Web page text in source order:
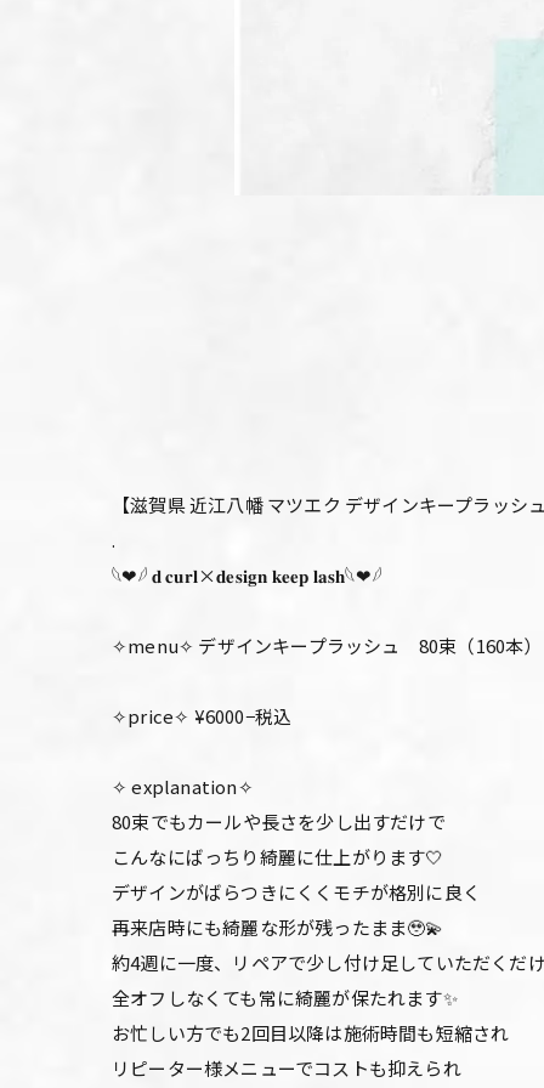
【滋賀県 近江八幡 マツエク デザインキープラッシ
.
𓆩❤︎𓆪 𝐝 𝐜𝐮𝐫𝐥×𝐝𝐞𝐬𝐢𝐠𝐧 𝐤𝐞𝐞𝐩 𝐥𝐚𝐬𝐡𓆩❤︎𓆪
✧menu✧ デザインキープラッシュ 80束（160本）
✧price✧ ¥6000−税込
✧ explanation✧
80束でもカールや長さを少し出すだけで
こんなにばっちり綺麗に仕上がります🤍
デザインがばらつきにくくモチが格別に良く
再来店時にも綺麗な形が残ったまま🥹💫
約4週に一度、リペアで少し付け足していただくだ
全オフしなくても常に綺麗が保たれます✨
お忙しい方でも2回目以降は施術時間も短縮され
リピーター様メニューでコストも抑えられ